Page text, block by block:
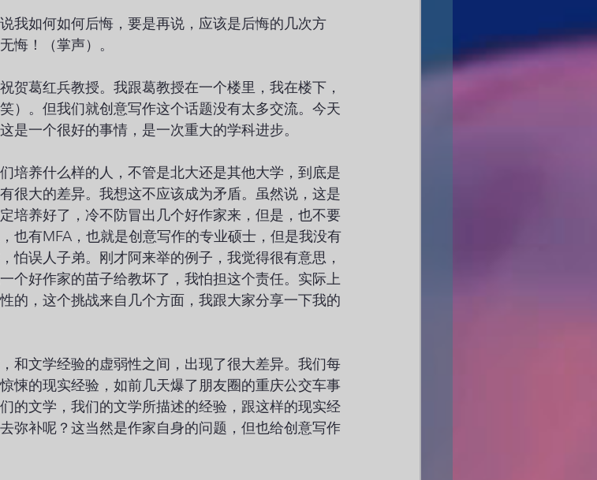
我如何如何后悔，要是再说，应该是后悔的几次方
！（掌声）。
贺葛红兵教授。我跟葛教授在一个楼里，我在楼下，
）。但我们就创意写作这个话题没有太多交流。今天
是一个很好的事情，是一次重大的学科进步。
培养什么样的人，不管是北大还是其他大学，到底是
很大的差异。我想这不应该成为矛盾。虽然说，这是
培养好了，冷不防冒出几个好作家来，但是，也不要
也有MFA，也就是创意写作的专业硕士，但是我没有
怕误人子弟。刚才阿来举的例子，我觉得很有意思，
个好作家的苗子给教坏了，我怕担这个责任。实际上
的，这个挑战来自几个方面，我跟大家分享一下我的
和文学经验的虚弱性之间，出现了很大差异。我们每
悚的现实经验，如前几天爆了朋友圈的重庆公交车事
的文学，我们的文学所描述的经验，跟这样的现实经
弥补呢？这当然是作家自身的问题，但也给创意写作